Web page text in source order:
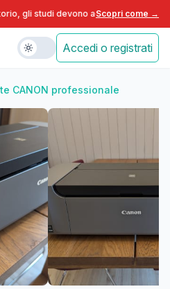
gli studi devono adeguarsi entro fine
Scopri come →
Accedi o registrati
CANON professionale